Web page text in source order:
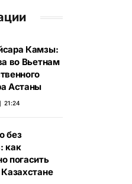
Камзы:
во Вьетнам
Астаны
21:24
без
как
погасить